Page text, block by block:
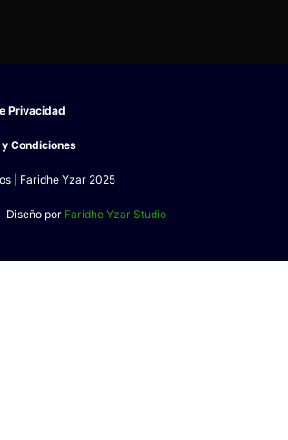
Privacidad
Condiciones
| Faridhe Yzar 2025
Diseño por Faridhe Yzar Studio